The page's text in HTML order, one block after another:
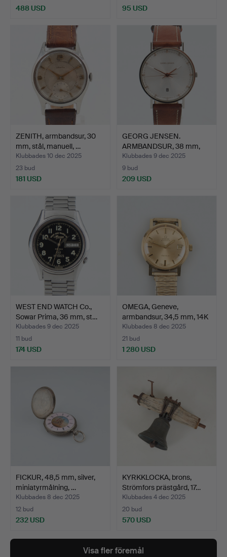
488 USD 95 USD
ZENITH, armbandsur, 30
mm, stål, manuell, …
Klubbades 10 dec 2025
23 bud
181 USD
GEORG JENSEN.
ARMBANDSUR, 38 mm,
stål, qua…
Klubbades 9 dec 2025
9 bud
209 USD
WEST END WATCH Co.,
Sowar Prima, 36 mm, st…
Klubbades 9 dec 2025
11 bud
174 USD
OMEGA, Geneve,
armbandsur, 34,5 mm, 14K
gu…
Klubbades 8 dec 2025
21 bud
1 280 USD
FICKUR, 48,5 mm, silver,
miniatyrmålning, …
Klubbades 8 dec 2025
12 bud
232 USD
KYRKKLOCKA, brons,
Strömfors prästgård, 17…
Klubbades 4 dec 2025
20 bud
570 USD
Visa fler föremål